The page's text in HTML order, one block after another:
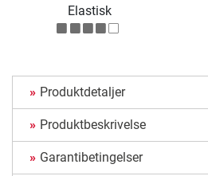
Elastisk
Produktdetaljer
Produktbeskrivelse
Garantibetingelser